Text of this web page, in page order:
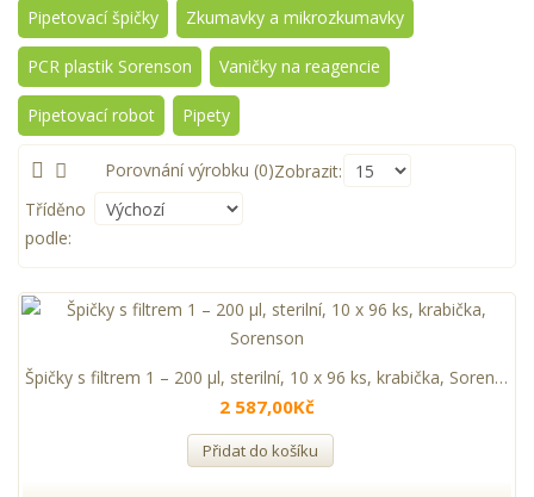
Pipetovací špičky
Zkumavky a mikrozkumavky
PCR plastik Sorenson Vaničky na reagencie
Pipetovací robot Pipety
Porovnání výrobku (0)Zobrazit:
Tříděno
podle:
Špičky s filtrem 1 – 200 µl, sterilní, 10 x 96 ks, krabička, Sorenson
2 587,00Kč
Přidat do košíku